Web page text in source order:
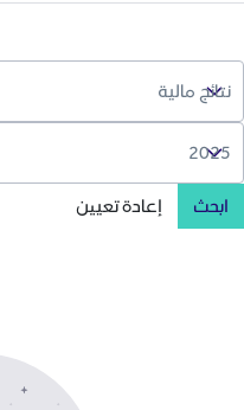
ابحث إعادة تعيين